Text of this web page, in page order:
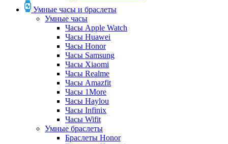
Умные часы и браслеты
Умные часы
Часы Apple Watch
Часы Huawei
Часы Honor
Часы Samsung
Часы Xiaomi
Часы Realme
Часы Amazfit
Часы 1More
Часы Haylou
Часы Infinix
Часы Wifit
Умные браслеты
Браслеты Honor